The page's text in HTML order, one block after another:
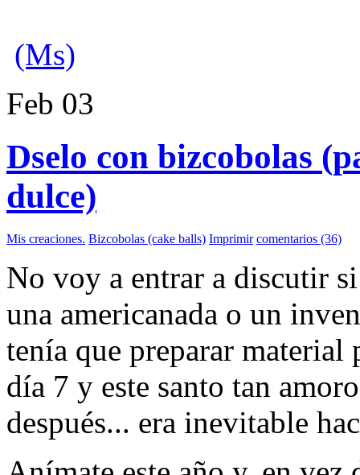
(Ms)
Feb 03
Dselo con bizcobolas
dulce)
Mis creaciones. Bizcobolas (cake balls) Imprimir comentarios (36)
No voy a entrar a discutir
una americanada o un
tenía que preparar material
día 7 y este santo tan
después... era inevitable